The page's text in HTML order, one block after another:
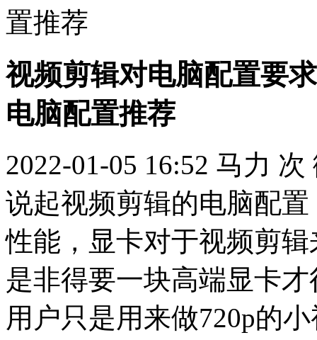
置推荐
视频剪辑对电脑配置要
电脑配置推荐
2022-01-05 16:52 马力 次
说起视频剪辑的电脑配
性能，显卡对于视频剪
是非得要一块高端显卡
用户只是用来做720p的